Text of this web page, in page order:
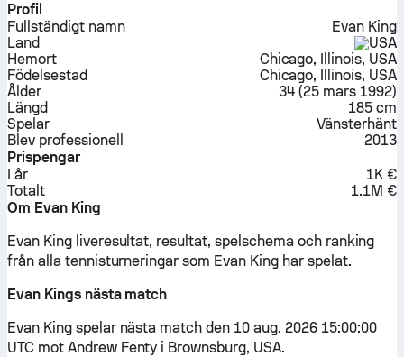
Profil
Fullständigt namn
Evan King
Land
USA
Hemort
Chicago, Illinois, USA
Födelsestad
Chicago, Illinois, USA
Ålder
34 (25 mars 1992)
Längd
185 cm
Spelar
Vänsterhänt
Blev professionell
2013
Prispengar
I år
1K €
Totalt
1.1M €
Om Evan King
Evan King liveresultat, resultat, spelschema och ranking
från alla tennisturneringar som Evan King har spelat.
Evan Kings nästa match
Evan King spelar nästa match den 10 aug. 2026 15:00:00
UTC mot Andrew Fenty i Brownsburg, USA.